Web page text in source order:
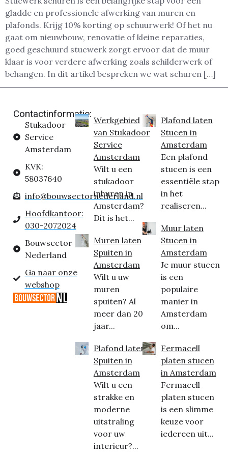
gladde en professionele afwerking van muren en
plafonds. Krijg 10% korting op schuurwerk! Of het nu
gaat om nieuwbouw, renovatie of kleine reparaties,
goed geschuurd stucwerk zorgt ervoor dat de muur
klaar is voor verdere afwerking zoals schilderwerk of
behangen. In dit artikel bespreken we wat schuren […]
Contactinformatie:
Stukadoor
Service
Amsterdam
KVK:
58037640
info@bouwsectornederland.nl
Hoofdkantoor:
030-2072024
Bouwsector
Nederland
Ga naar onze
webshop
Werkgebied
van Stukadoor
Service
Amsterdam
Wilt u een
stukadoor
inhuren in
Amsterdam?
Dit is het...
Muren laten
Spuiten in
Amsterdam
Wilt u uw
muren
spuiten? Al
meer dan 20
jaar...
Plafond laten
Spuiten in
Amsterdam
Wilt u een
strakke en
moderne
uitstraling
voor uw
interieur?...
Plafond laten
Stucen in
Amsterdam
Een plafond
stucen is een
essentiële stap
in het
realiseren...
Muur laten
Stucen in
Amsterdam
Je muur stucen
is een
populaire
manier in
Amsterdam
om...
Fermacell
platen stucen
in Amsterdam
Fermacell
platen stucen
is een slimme
keuze voor
iedereen uit...